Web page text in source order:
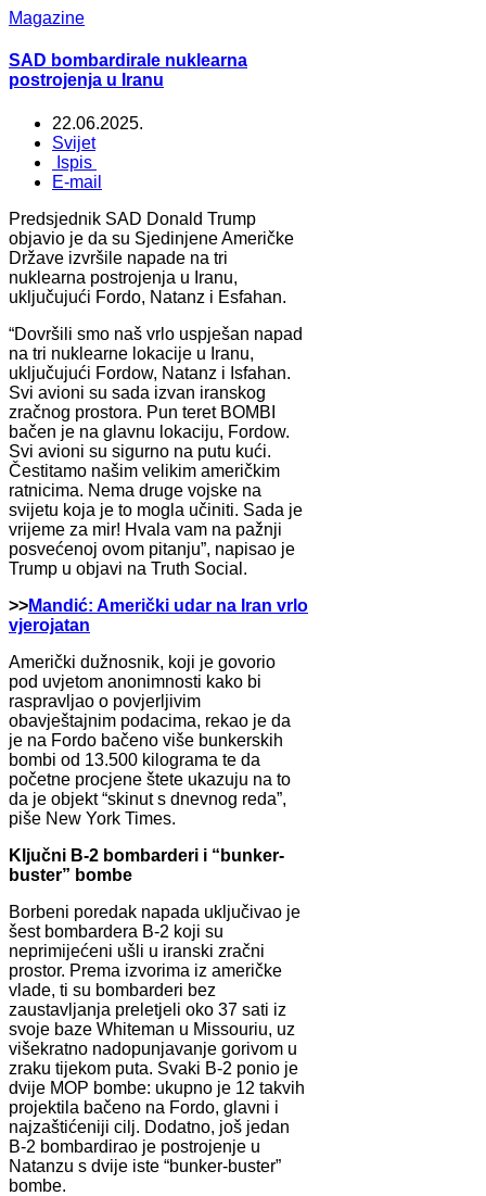
Magazine
SAD bombardirale nuklearna
postrojenja u Iranu
22.06.2025.
Svijet
Ispis
E-mail
Predsjednik SAD Donald Trump
objavio je da su Sjedinjene Američke
Države izvršile napade na tri
nuklearna postrojenja u Iranu,
uključujući Fordo, Natanz i Esfahan.
“Dovršili smo naš vrlo uspješan napad
na tri nuklearne lokacije u Iranu,
uključujući Fordow, Natanz i Isfahan.
Svi avioni su sada izvan iranskog
zračnog prostora. Pun teret BOMBI
bačen je na glavnu lokaciju, Fordow.
Svi avioni su sigurno na putu kući.
Čestitamo našim velikim američkim
ratnicima. Nema druge vojske na
svijetu koja je to mogla učiniti. Sada je
vrijeme za mir! Hvala vam na pažnji
posvećenoj ovom pitanju”, napisao je
Trump u objavi na Truth Social.
>>Mandić: Američki udar na Iran vrlo
vjerojatan
Američki dužnosnik, koji je govorio
pod uvjetom anonimnosti kako bi
raspravljao o povjerljivim
obavještajnim podacima, rekao je da
je na Fordo bačeno više bunkerskih
bombi od 13.500 kilograma te da
početne procjene štete ukazuju na to
da je objekt “skinut s dnevnog reda”,
piše New York Times.
Ključni B-2 bombarderi i “bunker-
buster” bombe
Borbeni poredak napada uključivao je
šest bombardera B-2 koji su
neprimijećeni ušli u iranski zračni
prostor. Prema izvorima iz američke
vlade, ti su bombarderi bez
zaustavljanja preletjeli oko 37 sati iz
svoje baze Whiteman u Missouriu, uz
višekratno nadopunjavanje gorivom u
zraku tijekom puta. Svaki B-2 ponio je
dvije MOP bombe: ukupno je 12 takvih
projektila bačeno na Fordo, glavni i
najzaštićeniji cilj. Dodatno, još jedan
B-2 bombardirao je postrojenje u
Natanzu s dvije iste “bunker-buster”
bombe.